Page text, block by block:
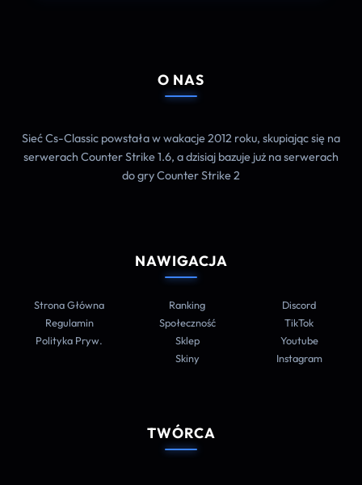
O NAS
Sieć Cs-Classic powstała w wakacje 2012 roku, skupiając się na
serwerach Counter Strike 1.6, a dzisiaj bazuje już na serwerach
do gry Counter Strike 2
NAWIGACJA
Strona Główna
Regulamin
Polityka Pryw.
Ranking
Społeczność
Sklep
Skiny
Discord
TikTok
Youtube
Instagram
TWÓRCA